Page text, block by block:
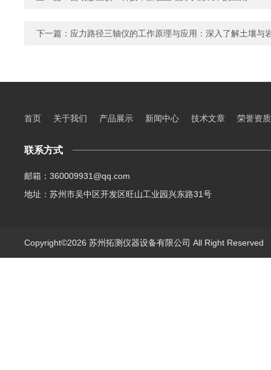
下一篇： 应力路径三轴仪的工作原理与应用：深入了解土壤与
首页 关于我们 产品展示 新闻中心 技术文章 荣誉资质
联系方式
邮箱：360009931@qq.com
地址：苏州市吴中区开发区旺山工业园兴东路31号
Copyright©2026 苏州拓测仪器设备有限公司 All Right